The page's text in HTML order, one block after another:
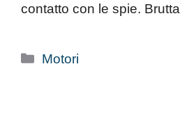
contatto con le spie.
Categorie
Motori